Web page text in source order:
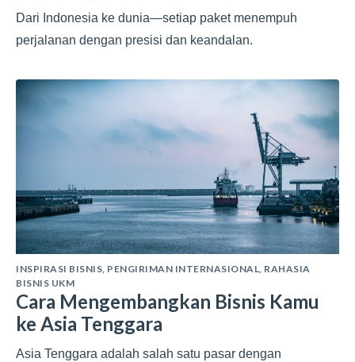
Dari Indonesia ke dunia—setiap paket menempuh
perjalanan dengan presisi dan keandalan.
INSPIRASI BISNIS, PENGIRIMAN INTERNASIONAL, RAHASIA
BISNIS UKM
Cara Mengembangkan Bisnis Kamu
ke Asia Tenggara
Asia Tenggara adalah salah satu pasar dengan